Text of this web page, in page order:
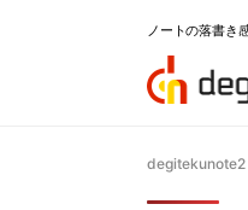
ノートの落書き
degitekunote2